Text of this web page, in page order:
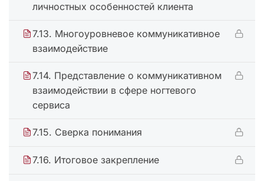
личностных особенностей клиента
7.13. Многоуровневое коммуникативное
взаимодействие
7.14. Представление о коммуникативном
взаимодействии в сфере ногтевого
сервиса
7.15. Сверка понимания
7.16. Итоговое закрепление